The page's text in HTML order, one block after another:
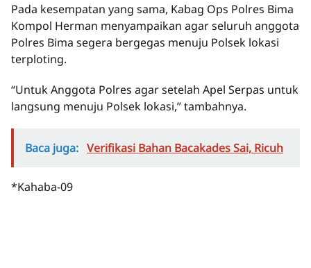
Pada kesempatan yang sama, Kabag Ops Polres Bima
Kompol Herman menyampaikan agar seluruh anggota
Polres Bima segera bergegas menuju Polsek lokasi
terploting.
“Untuk Anggota Polres agar setelah Apel Serpas untuk
langsung menuju Polsek lokasi,” tambahnya.
Baca juga: Verifikasi Bahan Bacakades Sai, Ricuh
*Kahaba-09